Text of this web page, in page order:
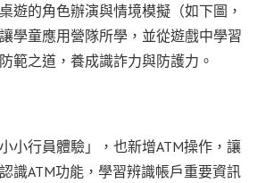
遊的角色辦演與情境模擬（如下圖，
學童應用營隊所學，並從遊戲中學習
範之道，養成識詐力與防護力。
小行員體驗」，也新增ATM操作，讓
識ATM功能，學習辨識帳戶重要資訊